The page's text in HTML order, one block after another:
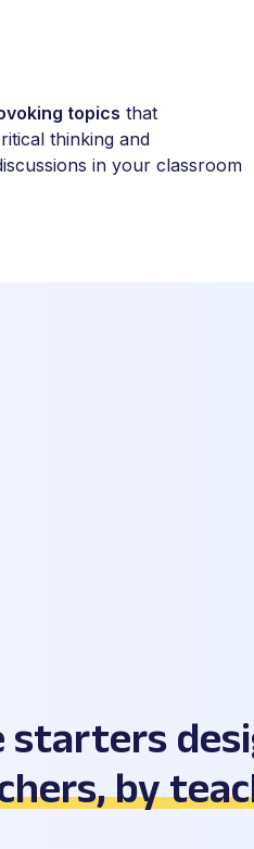
topics that
thinking and
in your classroom
starters
by